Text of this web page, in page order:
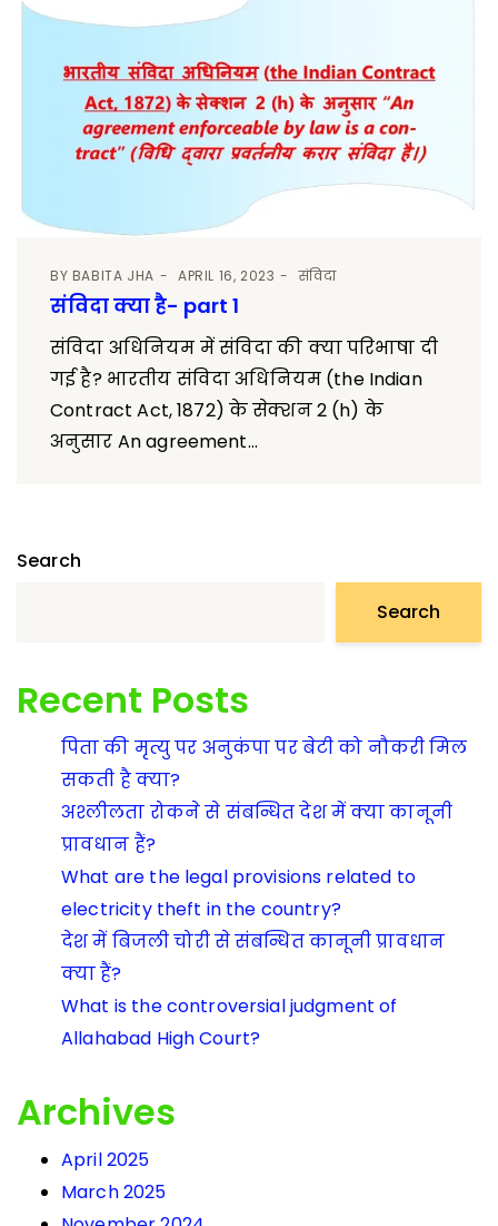
BY BABITA JHA APRIL 16, 2023 संविदा
संविदा क्या है- part 1
संविदा अधिनियम में संविदा की क्या परिभाषा दी
गई है? भारतीय संविदा अधिनियम (the Indian
Contract Act, 1872) के सेक्शन 2 (h) के
अनुसार An agreement...
Search
Search
Recent Posts
पिता की मृत्यु पर अनुकंपा पर बेटी को नौकरी मिल
सकती है क्या?
अश्लीलता रोकने से संबन्धित देश में क्या कानूनी
प्रावधान हैं?
What are the legal provisions related to
electricity theft in the country?
देश में बिजली चोरी से संबन्धित कानूनी प्रावधान
क्या हैं?
What is the controversial judgment of
Allahabad High Court?
Archives
April 2025
March 2025